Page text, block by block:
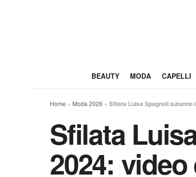
BEAUTY MODA CAPELLI
Home » Moda 2026 » Sfilata Luisa Spagnoli autunno
Sfilata
2024: